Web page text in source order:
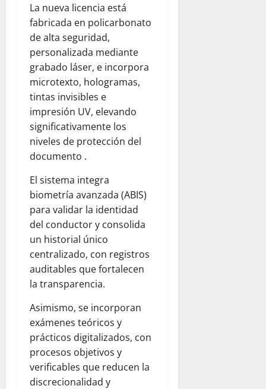
La nueva licencia está
fabricada en policarbonato
de alta seguridad,
personalizada mediante
grabado láser, e incorpora
microtexto, hologramas,
tintas invisibles e
impresión UV, elevando
significativamente los
niveles de protección del
documento .
El sistema integra
biometría avanzada (ABIS)
para validar la identidad
del conductor y consolida
un historial único
centralizado, con registros
auditables que fortalecen
la transparencia.
Asimismo, se incorporan
exámenes teóricos y
prácticos digitalizados, con
procesos objetivos y
verificables que reducen la
discrecionalidad y